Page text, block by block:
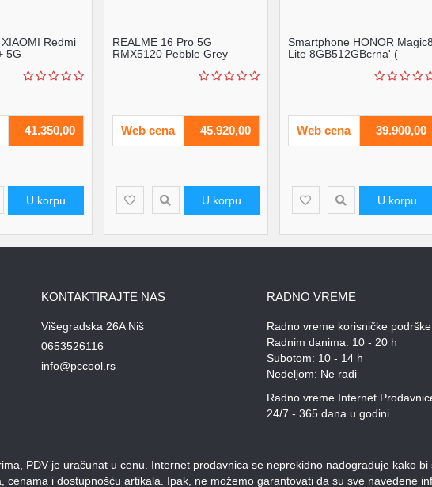
Redmi
5G
41.350,00
U korpu
REALME 16 Pro 5G
RMX5120 Pebble Grey
Web cena 45.920,00
U korpu
Smartphone HONOR
Lite 8GB512GBcrna' (
Web cena 39.900,00
U korpu
KONTAKTIRAJTE NAS
Višegradska 26A Niš
0653526116
info@pccool.rs
RADNO VREME
Radno vreme korisničke
Radnim danima: 10 - 20 h
Subotom: 10 - 14 h
Nedeljom: Ne radi
Radno vreme Internet
24/7 - 365 dana u godini
PDV je uračunat u cenu. Internet prodavnica se neprekidno nadograđuje kako
cenama i dostupnošću artikala. Ipak, ne možemo garantovati da su sve navedene